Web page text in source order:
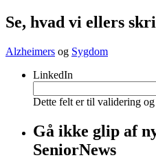
Se, hvad vi ellers
Alzheimers og Sygdom
LinkedIn
Dette felt er til validering
Gå ikke glip af
SeniorNews